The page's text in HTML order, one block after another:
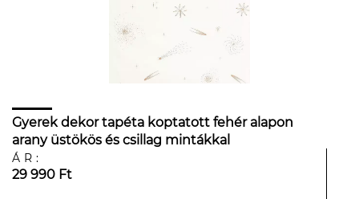
Gyerek dekor tapéta koptatott fehér alapon
arany üstökös és csillag mintákkal
ÁR:
29 990 Ft